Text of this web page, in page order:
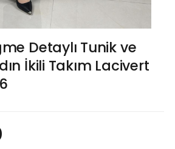
Detaylı Tunik ve
İkili Takım Lacivert